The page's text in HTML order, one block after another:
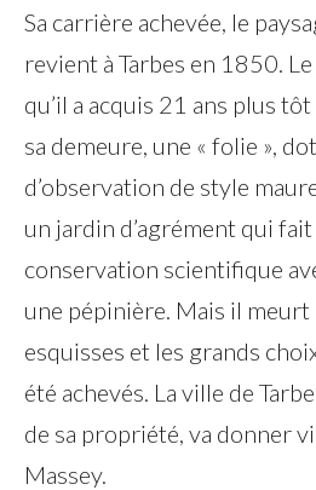
Sa carrière achevée, le
revient à Tarbes en 1850.
qu’il a acquis 21 ans plus tôt
sa demeure, une « folie »,
d’observation de style
un jardin d’agrément qui
conservation scientifique
une pépinière. Mais il meurt
esquisses et les grands
été achevés. La ville de
de sa propriété, va donner
Massey.